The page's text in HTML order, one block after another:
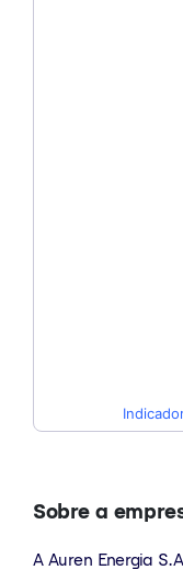
Sobre a
A Auren Energia